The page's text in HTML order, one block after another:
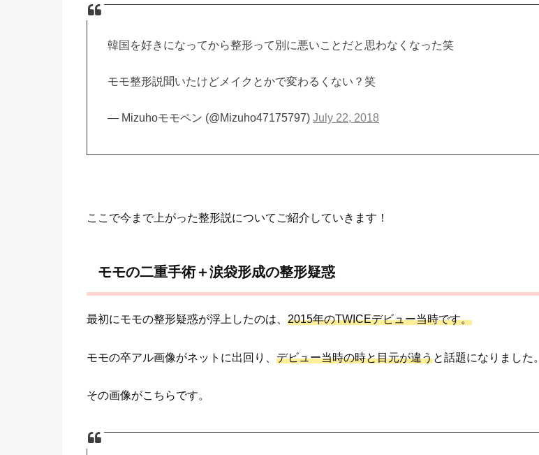
韓国を好きになってから整形って別に悪いことだと思わなくなった笑
モモ整形説聞いたけどメイクとかで変わるくない？笑
— Mizuhoモモペン (@Mizuho47175797)July 22, 2018
ここで今まで上がった整形説についてご紹介していきます！
モモの二重手術＋涙袋形成の整形疑惑
最初にモモの整形疑惑が浮上したのは、 2015年のTWICEデビュー当時です。
モモの卒アル画像がネットに出回り、 デビュー当時の時と目元が違うと話題になりました。
その画像がこちらです。